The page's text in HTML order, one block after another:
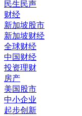
民生民声
财经
新加坡股市
新加坡财经
全球财经
中国财经
投资理财
房产
美国股市
中小企业
起步创新